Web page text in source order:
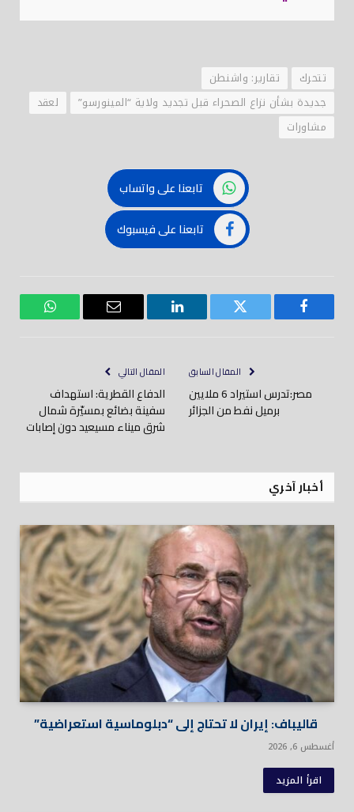
تتحرك
تقارير: واشنطن
جديدة بشأن نزاع الصحراء قبل تجديد ولاية “المينورسو”
لعقد
مشاورات
تابعنا على واتساب
تابعنا على فيسبوك
فيسبوك تويتر لينكدود
بريد
واتساب
المقال السابق
مصر:تدرس استيراد 6 ملايين
برميل نفط من الجزائر
المقال التالي
الدفاع القطرية: استهداف
سفينة بضائع بمسيّرة شمال
شرق ميناء مسيعيد دون إصابات
أخبار آخري
قاليباف: إيران لا تحتاج إلى “دبلوماسية استعراضية”
أغسطس 6, 2026
اقرأ المزيد